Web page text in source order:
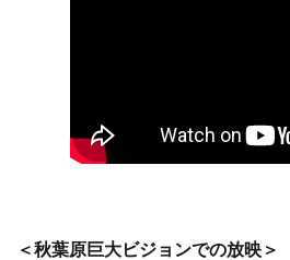
＜秋葉原巨大ビジョンでの放映＞